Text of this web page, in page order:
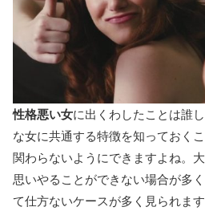
性格悪い女に出くわしたことは誰
な女に共通する特徴を知っておく
関わらないようにできますよね。
思いやることができない場合が多
て仕方ないケースが多く見られます